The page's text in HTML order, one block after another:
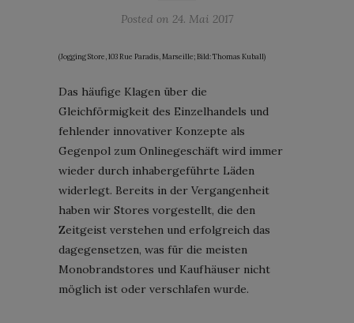
Posted on 24. Mai 2017
(Jogging Store, 103 Rue Paradis, Marseille; Bild: Thomas Kuball)
Das häufige Klagen über die
Gleichförmigkeit des Einzelhandels und
fehlender innovativer Konzepte als
Gegenpol zum Onlinegeschäft wird immer
wieder durch inhabergeführte Läden
widerlegt. Bereits in der Vergangenheit
haben wir Stores vorgestellt, die den
Zeitgeist verstehen und erfolgreich das
dagegensetzen, was für die meisten
Monobrandstores und Kaufhäuser nicht
möglich ist oder verschlafen wurde.